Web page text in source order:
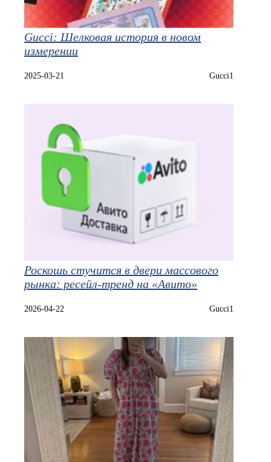
Gucci: Шелковая история в новом
измерении
2025-03-21 Gucci1
Роскошь стучится в двери массового
рынка: ресейл-тренд на «Авито»
2026-04-22 Gucci1